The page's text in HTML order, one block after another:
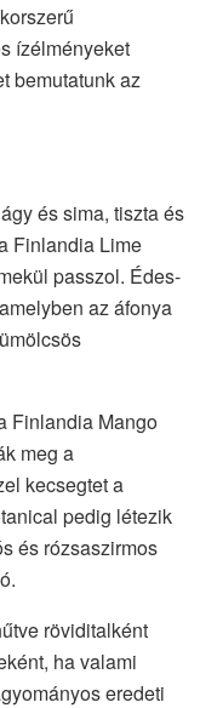
ízélményeket
bemutatunk az
és sima, tiszta és
Finlandia Lime
passzol. Édes-
az áfonya
Finlandia Mango
meg a
kecsegtet a
pedig létezik
és rózsaszirmos
röviditalként
ha valami
eredeti